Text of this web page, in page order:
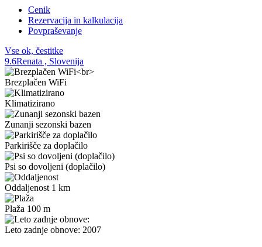
Cenik
Rezervacija in kalkulacija
Povpraševanje
Vse ok, čestitke
9.6Renata , Slovenija
Brezplačen WiFi
Klimatizirano
Zunanji sezonski bazen
Parkirišče za doplačilo
Psi so dovoljeni (doplačilo)
Oddaljenost 1 km
Plaža 100 m
Leto zadnje obnove: 2007